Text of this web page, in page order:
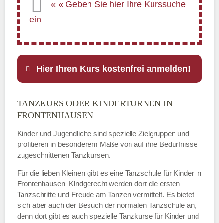
Hier Ihren Kurs kostenfrei anmelden!
Name*
E-Mail*
TANZKURS ODER KINDERTURNEN IN
FRONTENHAUSEN
Kinder und Jugendliche sind spezielle Zielgruppen und
profitieren in besonderem Maße von auf ihre Bedürfnisse
zugeschnittenen Tanzkursen.
Für die lieben Kleinen gibt es eine Tanzschule für Kinder in
Frontenhausen. Kindgerecht werden dort die ersten
Tanzschritte und Freude am Tanzen vermittelt. Es bietet
sich aber auch der Besuch der normalen Tanzschule an,
denn dort gibt es auch spezielle Tanzkurse für Kinder und